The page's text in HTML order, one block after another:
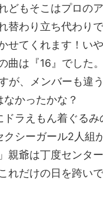
どもそこはプロの
替わり立ち代わり
せてくれます！い
曲は『16』でした。
が、メンバーも違
かったかな？
ラえもん着ぐるみ
シーガール2人組
親爺は丁度センタ
れだけの日を跨